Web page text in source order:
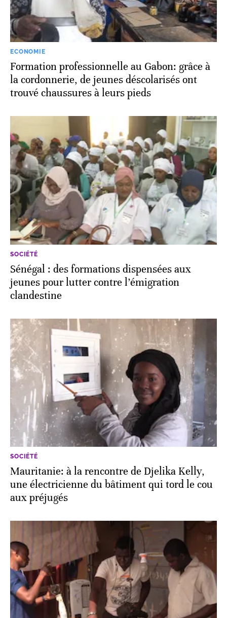
ECONOMIE
Formation professionnelle au Gabon: grâce à
la cordonnerie, de jeunes déscolarisés ont
trouvé chaussures à leurs pieds
SOCIÉTÉ
Sénégal : des formations dispensées aux
jeunes pour lutter contre l’émigration
clandestine
SOCIÉTÉ
Mauritanie: à la rencontre de Djelika Kelly,
une électricienne du bâtiment qui tord le cou
aux préjugés